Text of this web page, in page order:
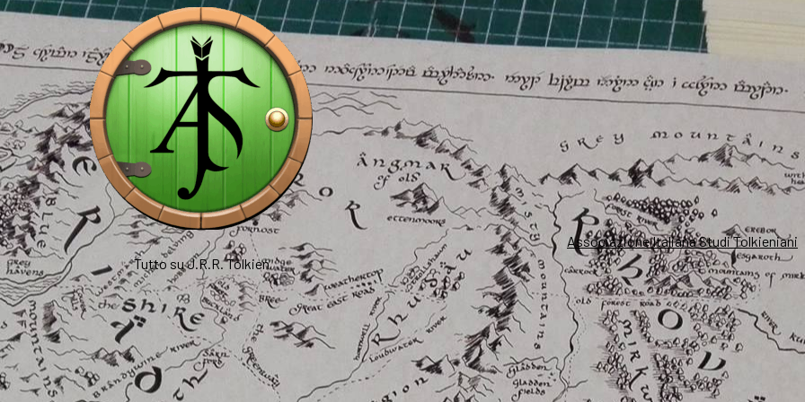
Associazione Italiana Studi Tolkieniani
Tutto su J.R.R. Tolkien